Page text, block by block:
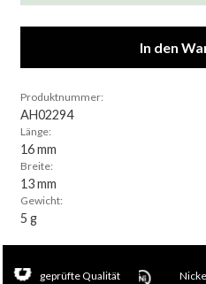
In den
Produktnummer:
AH02294
Länge:
16 mm
Breite:
13 mm
Gewicht:
5 g
geprüfte Qualität